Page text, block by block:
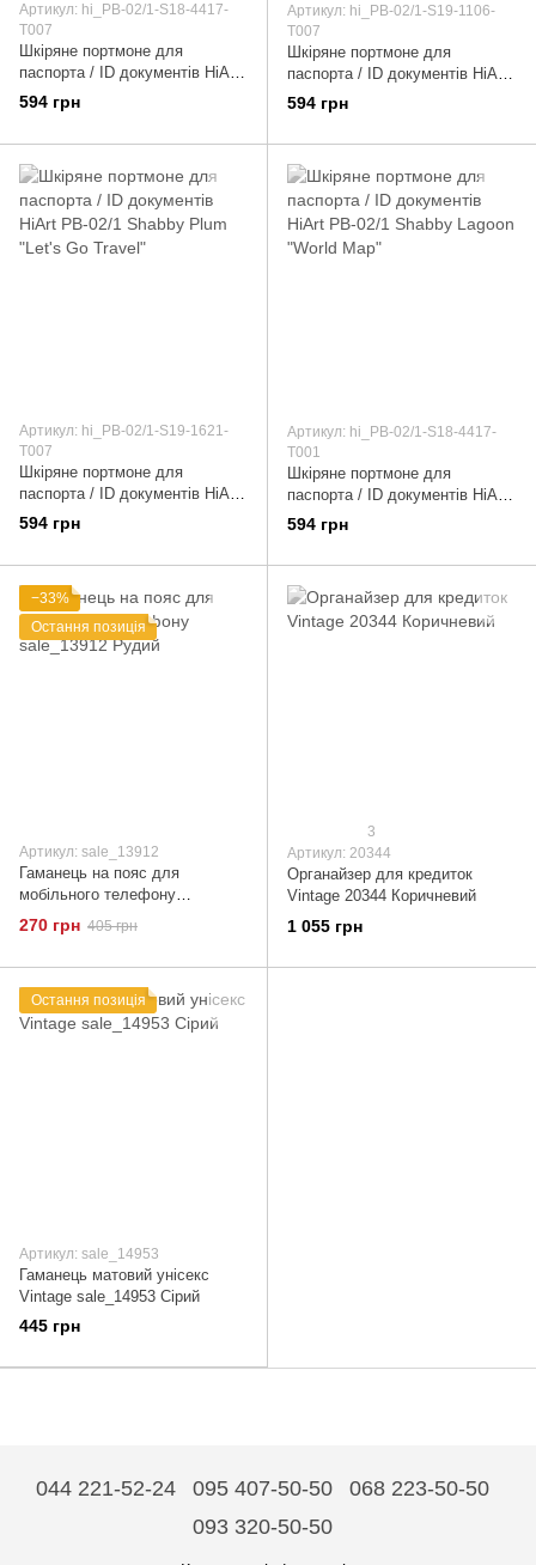
Артикул: hi_PB-02/1-S18-4417-
T007
Шкіряне портмоне для
паспорта / ID документів HiArt
PB-02/1 Shabby Lagoon "Let's
Go Travel"
594 грн
Артикул: hi_PB-02/1-S19-1106-
T007
Шкіряне портмоне для
паспорта / ID документів HiArt
PB-02/1 Shabby Gavana Brown
"Let's Go Travel"
594 грн
Артикул: hi_PB-02/1-S19-1621-
T007
Шкіряне портмоне для
паспорта / ID документів HiArt
PB-02/1 Shabby Plum "Let's Go
Travel"
594 грн
Артикул: hi_PB-02/1-S18-4417-
T001
Шкіряне портмоне для
паспорта / ID документів HiArt
PB-02/1 Shabby Lagoon "World
594 грн
−33%
Остання позиція
Артикул: sale_13912
Гаманець на пояс для
мобільного телефону
sale_13912 Рудий
270 грн 405 грн
3
Артикул: 20344
Органайзер для кредиток
Vintage 20344 Коричневий
1 055 грн
Остання позиція
Артикул: sale_14953
Гаманець матовий унісекс
Vintage sale_14953 Сірий
445 грн
044 221-52-24 095 407-50-50
068 223-50-50
093 320-50-50